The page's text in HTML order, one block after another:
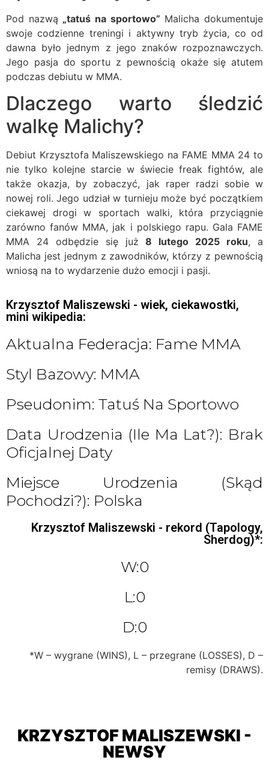
Pod nazwą „tatuś na sportowo” Malicha dokumentuje
swoje codzienne treningi i aktywny tryb życia, co od
dawna było jednym z jego znaków rozpoznawczych.
Jego pasja do sportu z pewnością okaże się atutem
podczas debiutu w MMA.
Dlaczego warto śledzić
walkę Malichy?
Debiut Krzysztofa Maliszewskiego na FAME MMA 24 to
nie tylko kolejne starcie w świecie freak fightów, ale
także okazja, by zobaczyć, jak raper radzi sobie w
nowej roli. Jego udział w turnieju może być początkiem
ciekawej drogi w sportach walki, która przyciągnie
zarówno fanów MMA, jak i polskiego rapu. Gala FAME
MMA 24 odbędzie się już8 lutego 2025 roku, a
Malicha jest jednym z zawodników, którzy z pewnością
wniosą na to wydarzenie dużo emocji i pasji.
Krzysztof Maliszewski - wiek, ciekawostki,
mini wikipedia:
Aktualna Federacja: Fame MMA
Styl Bazowy: MMA
Pseudonim: Tatuś Na Sportowo
Data Urodzenia (ile Ma Lat?): Brak
Oficjalnej Daty
Miejsce Urodzenia (skąd
Pochodzi?): Polska
Krzysztof Maliszewski - rekord (Tapology,
Sherdog)*:
W:0
L:0
D:0
*W – wygrane (WINS), L – przegrane (LOSSES), D –
remisy (DRAWS).
KRZYSZTOF MALISZEWSKI -
NEWSY